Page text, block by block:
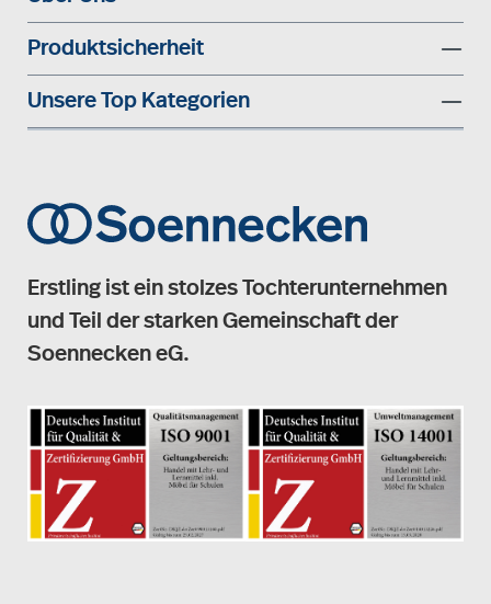
Produktsicherheit
Unsere Top Kategorien
Erstling ist ein stolzes Tochterunternehmen
und Teil der starken Gemeinschaft der
Soennecken eG.